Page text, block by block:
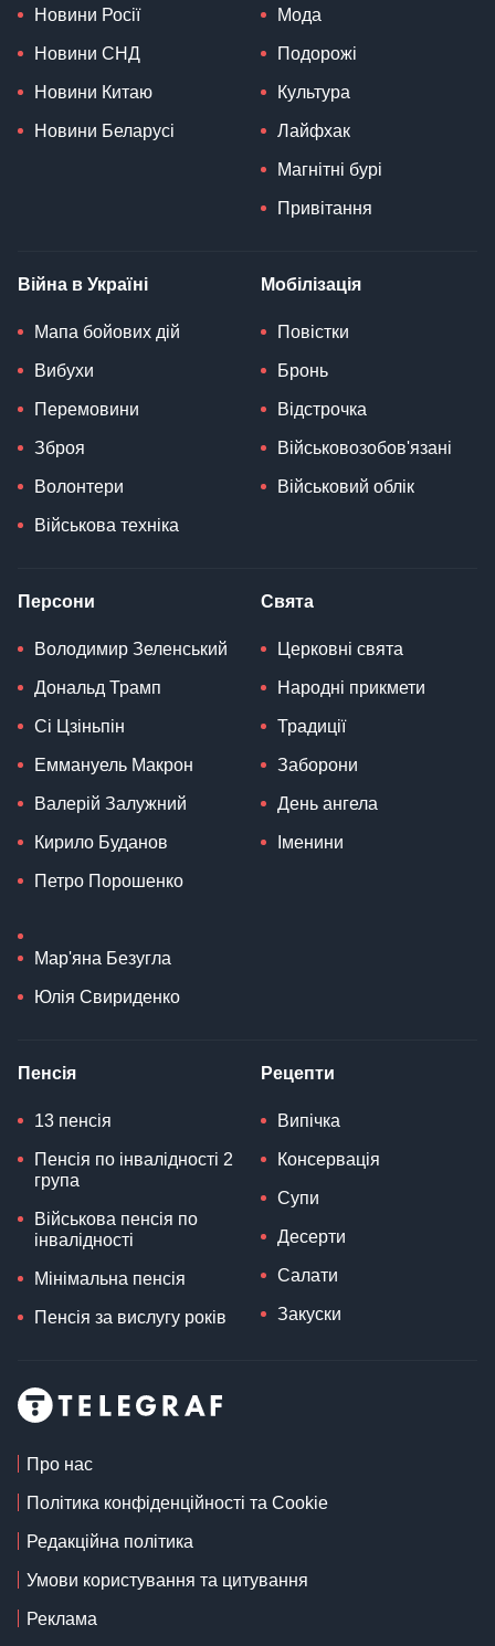
Новини Росії
Новини СНД
Новини Китаю
Новини Беларусі
Мода
Подорожі
Культура
Лайфхак
Магнітні бурі
Привітання
Війна в Україні
Мапа бойових дій
Вибухи
Перемовини
Зброя
Волонтери
Військова техніка
Мобілізація
Повістки
Бронь
Відстрочка
Військовозобов'язані
Військовий облік
Персони
Володимир Зеленський
Дональд Трамп
Сі Цзіньпін
Еммануель Макрон
Валерій Залужний
Кирило Буданов
Петро Порошенко
Мар'яна Безугла
Юлія Свириденко
Свята
Церковні свята
Народні прикмети
Традиції
Заборони
День ангела
Іменини
Пенсія
13 пенсія
Пенсія по інвалідності 2
група
Військова пенсія по
інвалідності
Мінімальна пенсія
Пенсія за вислугу років
Рецепти
Випічка
Консервація
Супи
Десерти
Салати
Закуски
Про нас
Політика конфіденційності та Cookie
Редакційна політика
Умови користування та цитування
Реклама